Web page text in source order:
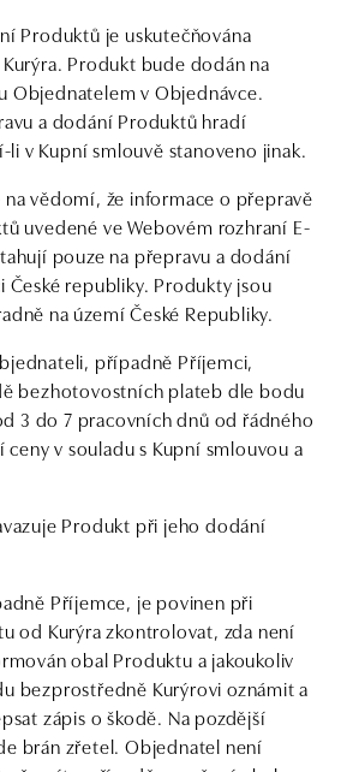
Produktů je uskutečňována
Produkt bude dodán na
Objednatelem v Objednávce.
a dodání Produktů hradí
li v Kupní smlouvě stanoveno jinak.
vědomí, že informace o přepravě
uvedené ve Webovém rozhraní E-
pouze na přepravu a dodání
České republiky. Produkty jsou
na území České Republiky.
případně Příjemci,
bezhotovostních plateb dle bodu
3 do 7 pracovních dnů od řádného
v souladu s Kupní smlouvou a
Produkt při jeho dodání
Příjemce, je povinen při
od Kurýra zkontrolovat, zda není
obal Produktu a jakoukoliv
bezprostředně Kurýrovi oznámit a
zápis o škodě. Na pozdější
brán zřetel. Objednatel není